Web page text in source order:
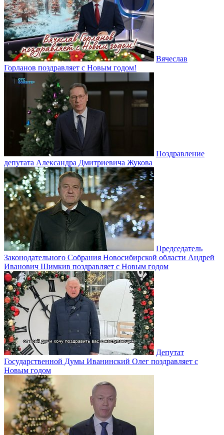
Вячеслав
Горланов поздравляет с Новым годом!
Поздравление
депутата Александра Дмитриевича Жукова
Председатель
Законодательного Собрания Новосибирской области Андрей
Иванович Шимкив поздравляет с Новым годом
Депутат
Государственной Думы Иванинский Олег поздравляет с
Новым годом